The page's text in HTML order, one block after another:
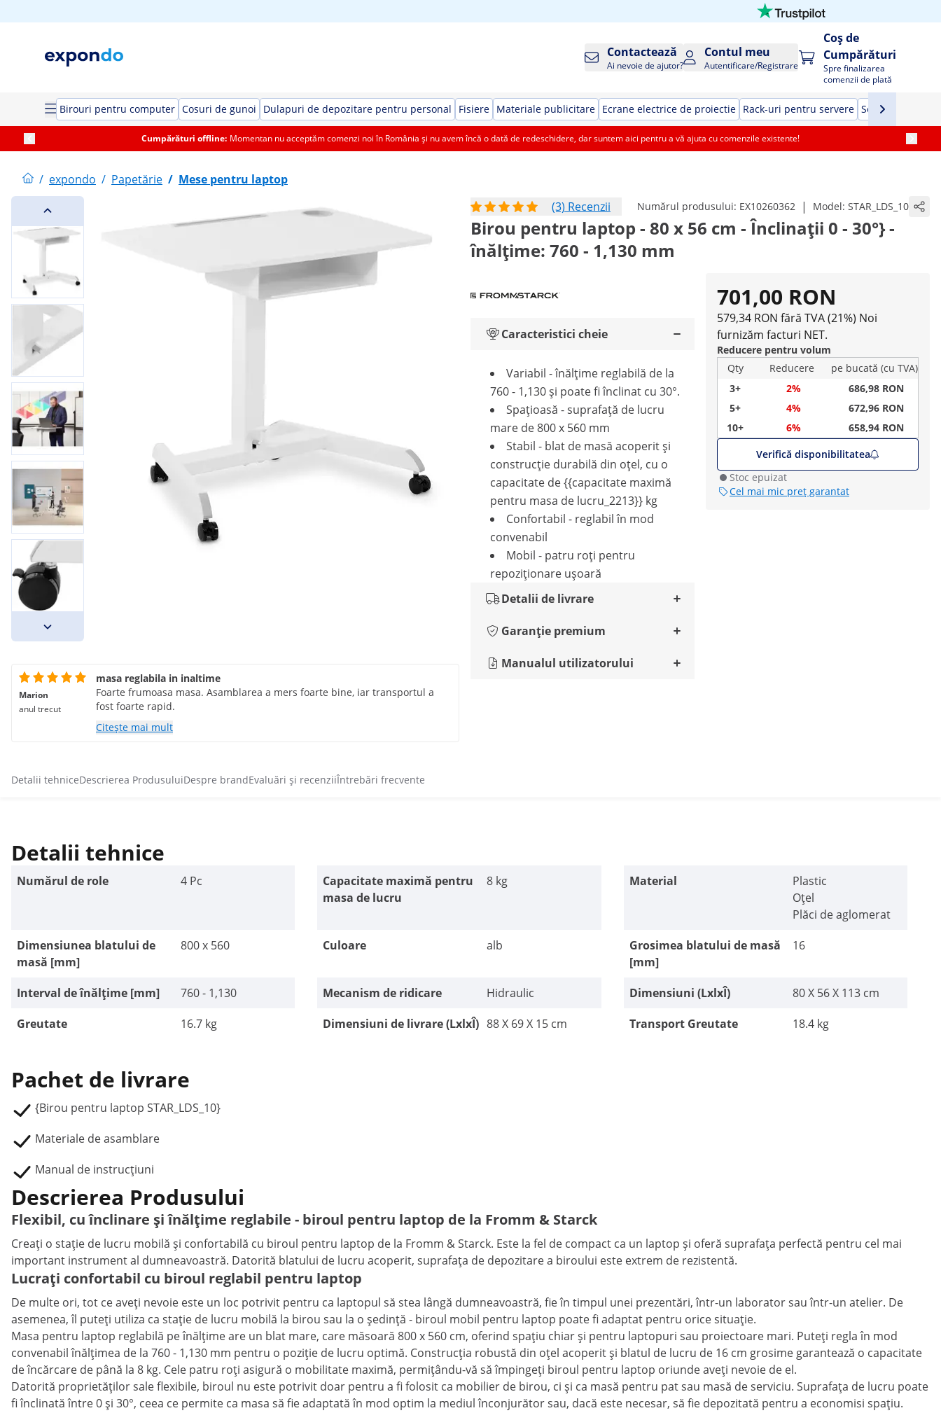
Contactează
Ai nevoie de ajutor?
Contul meu
Autentificare/Registrare
Coș de
Cumpărături
Spre finalizarea
comenzii de plată
Birouri pentru computer Cosuri de gunoi Dulapuri de depozitare pentru personal Fisiere Materiale publicitare Ecrane electrice de proiectie Rack-uri pentru servere Seifuri pentru
Cumpărături offline: Momentan nu acceptăm comenzi noi în România și nu avem încă o dată de redeschidere, dar suntem aici pentru a vă ajuta cu comenzile existente!
/ expondo / Papetărie / Mese pentru laptop
(3) Recenzii
Numărul produsului: EX10260362 | Model: STAR_LDS_10
Birou pentru laptop - 80 x 56 cm - Înclinații 0 - 30°} -
înălțime: 760 - 1,130 mm
701,00 RON
579,34 RON fără TVA (21%) Noi
furnizăm facturi NET.
Reducere pentru volum
Qty
Reducere
pe bucată (cu TVA)
3+
2%
686,98 RON
5+
4%
672,96 RON
10+
6%
658,94 RON
Verifică disponibilitatea
Stoc epuizat
Cel mai mic preț garantat
Caracteristici cheie
Variabil - înălțime reglabilă de la
760 - 1,130 și poate fi înclinat cu 30°.
Spațioasă - suprafață de lucru
mare de 800 x 560 mm
Stabil - blat de masă acoperit și
construcție durabilă din oțel, cu o
capacitate de {{capacitate maximă
pentru masa de lucru_2213}} kg
Confortabil - reglabil în mod
convenabil
Mobil - patru roți pentru
repoziționare ușoară
Detalii de livrare
Garanție premium
Manualul utilizatorului
Marion
anul trecut
masa reglabila in inaltime
Foarte frumoasa masa. Asamblarea a mers foarte bine, iar transportul a
fost foarte rapid.
Citește mai mult
Detalii tehniceDescrierea ProdusuluiDespre brandEvaluări și recenziiÎntrebări frecvente
Detalii tehnice
Numărul de role 4 Pc
Capacitate maximă pentru
masa de lucru
8 kg Material
Plastic
Oțel
Plăci de aglomerat
Dimensiunea blatului de
masă [mm]
800 x 560 Culoare alb
Grosimea blatului de masă
[mm]
16
Interval de înălțime [mm] 760 - 1,130 Mecanism de ridicare Hidraulic Dimensiuni (LxlxÎ)
80 X 56 X 113 cm
Greutate
16.7 kg Dimensiuni de livrare (LxlxÎ) 88 X 69 X 15 cm Transport Greutate 18.4 kg
Pachet de livrare
{Birou pentru laptop STAR_LDS_10}
Materiale de asamblare
Manual de instrucțiuni
Descrierea Produsului
Flexibil, cu înclinare și înălțime reglabile - biroul pentru laptop de la Fromm & Starck
Creați o stație de lucru mobilă și confortabilă cu biroul pentru laptop de la Fromm & Starck. Este la fel de compact ca un laptop și oferă suprafața perfectă pentru cel mai
important instrument al dumneavoastră. Datorită blatului de lucru acoperit, suprafața de depozitare a biroului este extrem de rezistentă.
Lucrați confortabil cu biroul reglabil pentru laptop
De multe ori, tot ce aveți nevoie este un loc potrivit pentru ca laptopul să stea lângă dumneavoastră, fie în timpul unei prezentări, într-un laborator sau într-un atelier. De
asemenea, îl puteți utiliza ca stație de lucru mobilă la birou sau la o ședință - biroul mobil pentru laptop poate fi adaptat pentru orice situație.
Masa pentru laptop reglabilă pe înălțime are un blat mare, care măsoară 800 x 560 cm, oferind spațiu chiar și pentru laptopuri sau proiectoare mari. Puteți regla în mod
convenabil înălțimea de la 760 - 1,130 mm pentru o poziție de lucru optimă. Construcția robustă din oțel acoperit și blatul de lucru de 16 cm grosime garantează o capacitate
de încărcare de până la 8 kg. Cele patru roți asigură o mobilitate maximă, permițându-vă să împingeți biroul pentru laptop oriunde aveți nevoie de el.
Datorită proprietăților sale flexibile, biroul nu este potrivit doar pentru a fi folosit ca mobilier de birou, ci și ca masă pentru pat sau masă de serviciu. Suprafața de lucru poate
fi înclinată între 0 și 30°, ceea ce permite ca masa să fie adaptată în mod optim la mediul înconjurător sau, dacă este necesar, să fie depozitată pentru a economisi spațiu.